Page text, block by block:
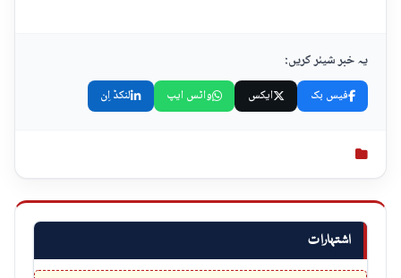
اشتہارات
یہ خبر شیئر کریں:
فیس بک ایکس واٹس ایپ لنکڈ اِن